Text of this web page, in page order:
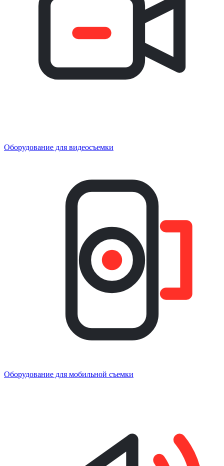
Оборудование для видеосъемки
Оборудование для мобильной съемки